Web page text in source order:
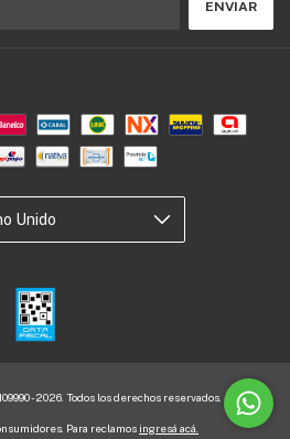
- 2026. Todos los derechos reservados.
Para reclamos ingresá acá.